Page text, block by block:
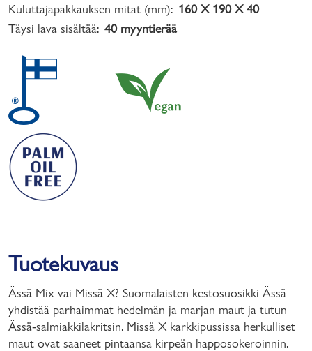
Kuluttajapakkauksen mitat (mm): 160 X 190 X 40
Täysi lava sisältää: 40 myyntierää
Tuotekuvaus
Ässä Mix vai Missä X? Suomalaisten kestosuosikki Ässä
yhdistää parhaimmat hedelmän ja marjan maut ja tutun
Ässä-salmiakkilakritsin. Missä X karkkipussissa herkulliset
maut ovat saaneet pintaansa kirpeän happosokeroinnin.